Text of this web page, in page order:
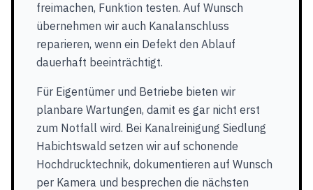
freimachen, Funktion testen. Auf Wunsch
übernehmen wir auch Kanalanschluss
reparieren, wenn ein Defekt den Ablauf
dauerhaft beeinträchtigt.
Für Eigentümer und Betriebe bieten wir
planbare Wartungen, damit es gar nicht erst
zum Notfall wird. Bei Kanalreinigung Siedlung
Habichtswald setzen wir auf schonende
Hochdrucktechnik, dokumentieren auf Wunsch
per Kamera und besprechen die nächsten